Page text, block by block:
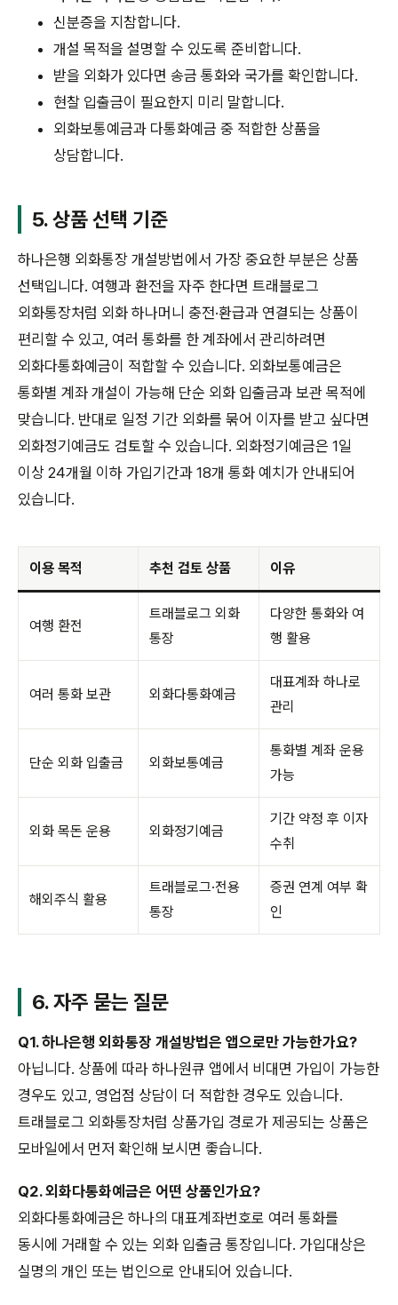
신분증을 지참합니다.
개설 목적을 설명할 수 있도록 준비합니다.
받을 외화가 있다면 송금 통화와 국가를 확인합니다.
현찰 입출금이 필요한지 미리 말합니다.
외화보통예금과 다통화예금 중 적합한 상품을
상담합니다.
5. 상품 선택 기준
하나은행 외화통장 개설방법에서 가장 중요한 부분은 상품
선택입니다. 여행과 환전을 자주 한다면 트래블로그
외화통장처럼 외화 하나머니 충전·환급과 연결되는 상품이
편리할 수 있고, 여러 통화를 한 계좌에서 관리하려면
외화다통화예금이 적합할 수 있습니다. 외화보통예금은
통화별 계좌 개설이 가능해 단순 외화 입출금과 보관 목적에
맞습니다. 반대로 일정 기간 외화를 묶어 이자를 받고 싶다면
외화정기예금도 검토할 수 있습니다. 외화정기예금은 1일
이상 24개월 이하 가입기간과 18개 통화 예치가 안내되어
있습니다.
이용 목적 추천 검토 상품 이유
여행 환전
트래블로그 외화
통장
다양한 통화와 여
행 활용
여러 통화 보관 외화다통화예금
대표계좌 하나로
관리
단순 외화 입출금 외화보통예금
통화별 계좌 운용
가능
외화 목돈 운용 외화정기예금
기간 약정 후 이자
수취
해외주식 활용
트래블로그·전용
통장
증권 연계 여부 확
인
6. 자주 묻는 질문
Q1. 하나은행 외화통장 개설방법은 앱으로만 가능한가요?
아닙니다. 상품에 따라 하나원큐 앱에서 비대면 가입이 가능한
경우도 있고, 영업점 상담이 더 적합한 경우도 있습니다.
트래블로그 외화통장처럼 상품가입 경로가 제공되는 상품은
모바일에서 먼저 확인해 보시면 좋습니다.
Q2. 외화다통화예금은 어떤 상품인가요?
외화다통화예금은 하나의 대표계좌번호로 여러 통화를
동시에 거래할 수 있는 외화 입출금 통장입니다. 가입대상은
실명의 개인 또는 법인으로 안내되어 있습니다.